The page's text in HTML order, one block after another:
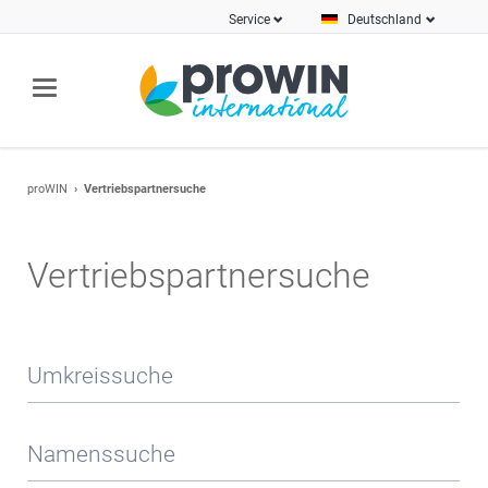
Deutschland
Service
proWIN Vertriebspartnersuche
Vertriebspartnersuche
Umkreissuche
Namenssuche